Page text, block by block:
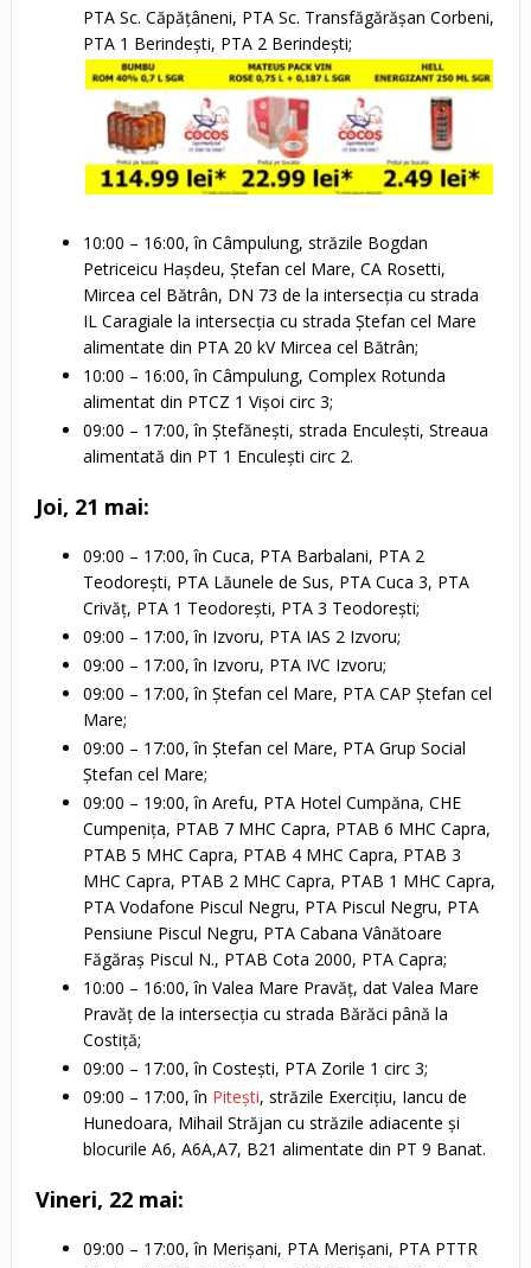
PTA Sc. Căpățâneni, PTA Sc. Transfăgărășan Corbeni,
PTA 1 Berindești, PTA 2 Berindești;
10:00 – 16:00, în Câmpulung, străzile Bogdan
Petriceicu Haşdeu, Ştefan cel Mare, CA Rosetti,
Mircea cel Bătrân, DN 73 de la intersecţia cu strada
IL Caragiale la intersecția cu strada Ștefan cel Mare
alimentate din PTA 20 kV Mircea cel Bătrân;
10:00 – 16:00, în Câmpulung, Complex Rotunda
alimentat din PTCZ 1 Vișoi circ 3;
09:00 – 17:00, în Ștefănești, strada Enculești, Streaua
alimentată din PT 1 Enculești circ 2.
Joi, 21 mai:
09:00 – 17:00, în Cuca, PTA Barbalani, PTA 2
Teodorești, PTA Lăunele de Sus, PTA Cuca 3, PTA
Crivăț, PTA 1 Teodorești, PTA 3 Teodorești;
09:00 – 17:00, în Izvoru, PTA IAS 2 Izvoru;
09:00 – 17:00, în Izvoru, PTA IVC Izvoru;
09:00 – 17:00, în Ștefan cel Mare, PTA CAP Ștefan cel
Mare;
09:00 – 17:00, în Ștefan cel Mare, PTA Grup Social
Ștefan cel Mare;
09:00 – 19:00, în Arefu, PTA Hotel Cumpăna, CHE
Cumpenița, PTAB 7 MHC Capra, PTAB 6 MHC Capra,
PTAB 5 MHC Capra, PTAB 4 MHC Capra, PTAB 3
MHC Capra, PTAB 2 MHC Capra, PTAB 1 MHC Capra,
PTA Vodafone Piscul Negru, PTA Piscul Negru, PTA
Pensiune Piscul Negru, PTA Cabana Vânătoare
Făgăraș Piscul N., PTAB Cota 2000, PTA Capra;
10:00 – 16:00, în Valea Mare Pravăț, dat Valea Mare
Pravăț de la intersecţia cu strada Bărăci până la
Costiţă;
09:00 – 17:00, în Costești, PTA Zorile 1 circ 3;
09:00 – 17:00, în Pitești, străzile Exercițiu, Iancu de
Hunedoara, Mihail Străjan cu străzile adiacente și
blocurile A6, A6A,A7, B21 alimentate din PT 9 Banat.
Vineri, 22 mai:
09:00 – 17:00, în Merișani, PTA Merișani, PTA PTTR